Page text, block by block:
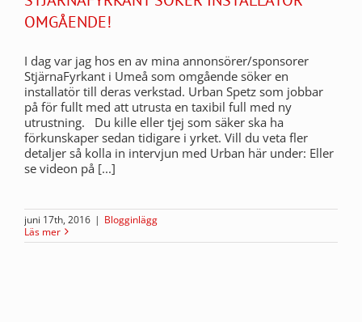
OMGÅENDE!
I dag var jag hos en av mina annonsörer/sponsorer
StjärnaFyrkant i Umeå som omgående söker en
installatör till deras verkstad. Urban Spetz som jobbar
på för fullt med att utrusta en taxibil full med ny
utrustning. Du kille eller tjej som säker ska ha
förkunskaper sedan tidigare i yrket. Vill du veta fler
detaljer så kolla in intervjun med Urban här under: Eller
se videon på [...]
juni 17th, 2016 | Blogginlägg
Läs mer